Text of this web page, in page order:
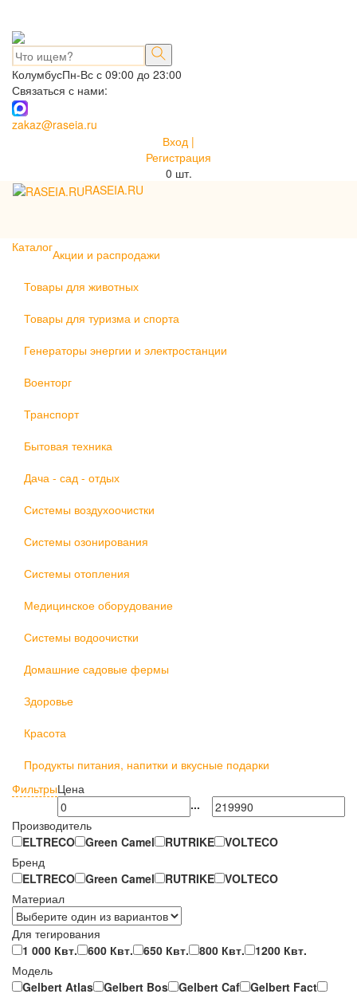
КолумбусПн-Вс с 09:00 до 23:00
Связаться с нами:
zakaz@raseia.ru
Вход |
Регистрация
0 шт.
RASEIA.RU
КаталогАкции и распродажи
Товары для животных
Товары для туризма и спорта
Генераторы энергии и электростанции
Военторг
Транспорт
Бытовая техника
Дача - сад - отдых
Системы воздухоочистки
Системы озонирования
Системы отопления
Медицинское оборудование
Системы водоочистки
Домашние садовые фермы
Здоровье
Красота
Продукты питания, напитки и вкусные подарки
ФильтрыЦена
...
Производитель
ELTRECO
Green Camel RUTRIKE
VOLTECO
Бренд
ELTRECO
Green Camel RUTRIKE
VOLTECO
Материал
Для тегирования
1 000 Квт.
600 Квт. 650 Квт. 800 Квт.
1200 Квт.
Модель
Gelbert Atlas
Gelbert Bos Gelbert Caf
Gelbert Fact